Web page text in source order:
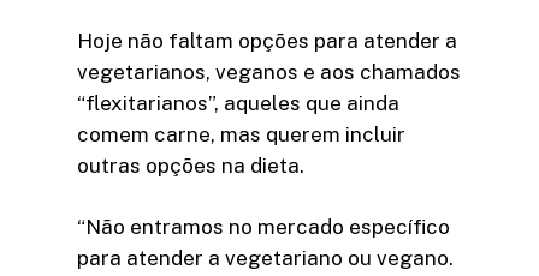
Hoje não faltam opções para atender a
vegetarianos, veganos e aos chamados
“flexitarianos”, aqueles que ainda
comem carne, mas querem incluir
outras opções na dieta.
“Não entramos no mercado específico
para atender a vegetariano ou vegano.